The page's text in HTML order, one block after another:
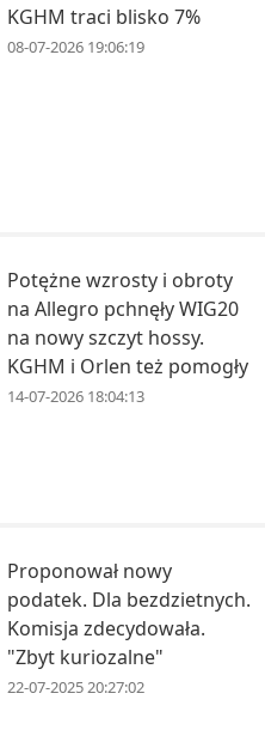
KGHM traci blisko 7%
08-07-2026 19:06:19
Potężne wzrosty i obroty
na Allegro pchnęły WIG20
na nowy szczyt hossy.
KGHM i Orlen też pomogły
14-07-2026 18:04:13
Proponował nowy
podatek. Dla bezdzietnych.
Komisja zdecydowała.
"Zbyt kuriozalne"
22-07-2025 20:27:02